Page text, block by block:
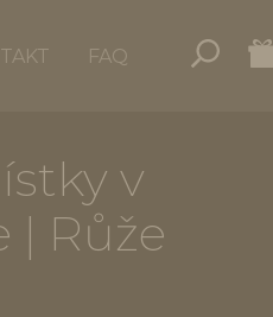
v
| Růže
FAQ